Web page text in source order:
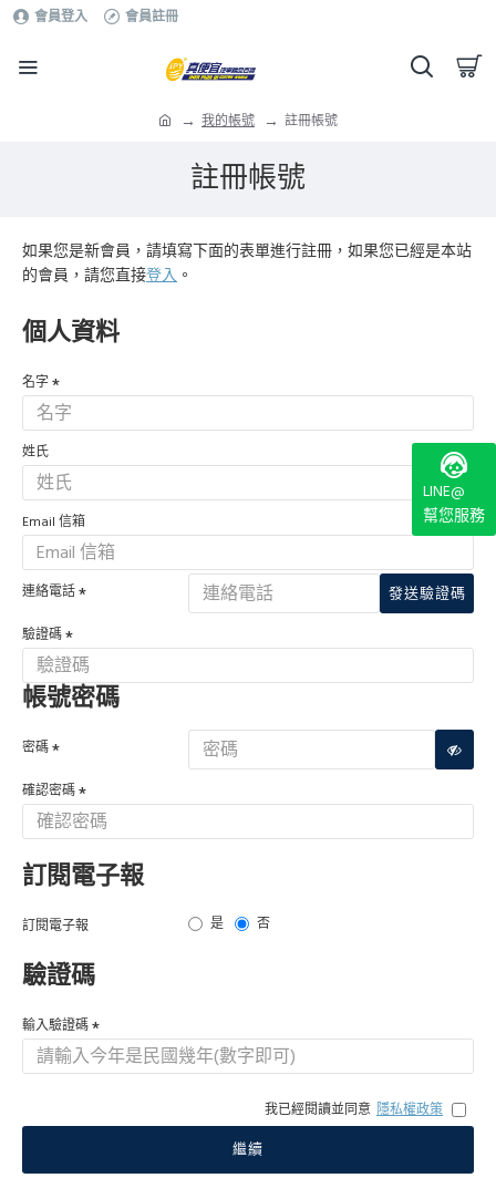
會員登入 會員註冊
我的帳號 註冊帳號
註冊帳號
如果您是新會員，請填寫下面的表單進行註冊，如果您已經是本站
的會員，請您直接登入 。
個人資料
名字
姓氏
Email 信箱
連絡電話 發送驗證碼
驗證碼
帳號密碼
密碼
確認密碼
訂閱電子報
訂閱電子報 是 否
驗證碼
輸入驗證碼
我已經閱讀並同意 隱私權政策
繼續
LINE@
幫您服務